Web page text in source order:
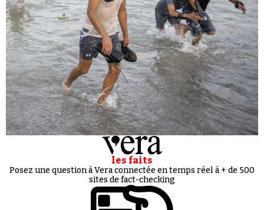
les faits
Posez une question à Vera connectée en temps réel à + de 500
sites de fact-checking